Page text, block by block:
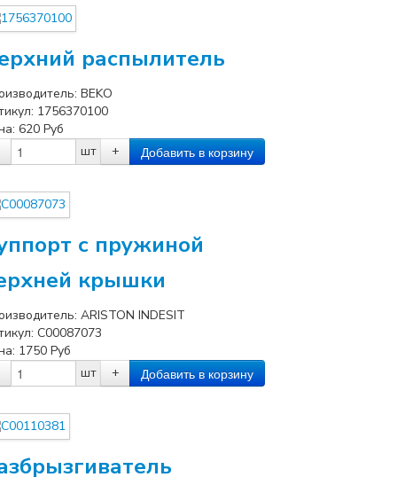
распылитель
BEKO
1756370100
620 Руб
шт
+
с пружиной
крышки
ARISTON INDESIT
C00087073
1750 Руб
шт
+